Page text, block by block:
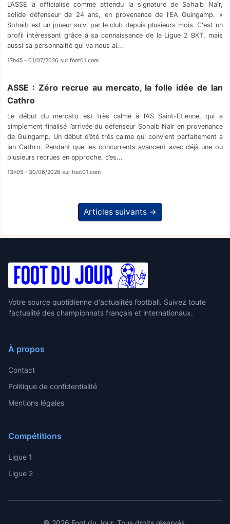
L’ASSE a officialisé comme attendu la signature de Sohaib Naïr,
solide défenseur de 24 ans, en provenance de l’EA Guingamp. «
Sohaib est un joueur suivi par le club depuis plusieurs mois. C'est un
profil intéressant grâce à sa connaissance de la Ligue 2 BKT, mais
aussi sa personnalité qui va nous ai...
17h45 - 01/07/2026 sur foot01.com
ASSE : Zéro recrue au mercato, la folle idée de Ian
Cathro
Le début du mercato est très calme à l’AS Saint-Etienne, qui a
simplement finalisé l’arrivée du défenseur Sohaib Naïr en provenance
de Guingamp. Un début d’été très calme qui convient parfaitement à
Ian Cathro. Pendant que les concurrents avancent avec déjà une ou
plusieurs recrues en approche, c’es...
13h05 - 30/06/2026 sur foot01.com
Articles suivants →
Votre source quotidienne d'actualités football. Suivez toute
l'actualité des championnats français et internationaux.
À propos
Contact
Politique de confidentialité
Mentions légales
Compétitions
Ligue 1
Ligue 2